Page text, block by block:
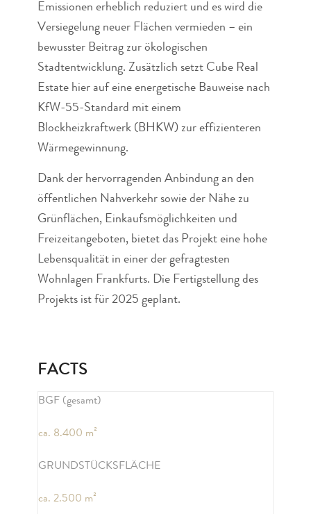
Emissionen erheblich reduziert und es wird die
Versiegelung neuer Flächen vermieden – ein
bewusster Beitrag zur ökologischen
Stadtentwicklung. Zusätzlich setzt Cube Real
Estate hier auf eine energetische Bauweise nach
KfW-55-Standard mit einem
Blockheizkraftwerk (BHKW) zur effizienteren
Wärmegewinnung.
Dank der hervorragenden Anbindung an den
öffentlichen Nahverkehr sowie der Nähe zu
Grünflächen, Einkaufsmöglichkeiten und
Freizeitangeboten, bietet das Projekt eine hohe
Lebensqualität in einer der gefragtesten
Wohnlagen Frankfurts. Die Fertigstellung des
Projekts ist für 2025 geplant.
FACTS
BGF (gesamt)
ca. 8.400 m²
GRUNDSTÜCKSFLÄCHE
ca. 2.500 m²